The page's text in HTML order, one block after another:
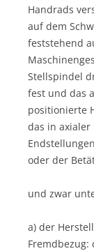
Handrads
auf dem
feststehend
Stellspindel
fest und das
positionierte
das in
oder der
und zwar
a) der